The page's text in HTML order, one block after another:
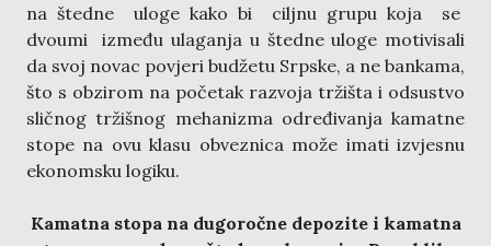
na štedne uloge kako bi ciljnu grupu koja se
dvoumi između ulaganja u štedne uloge motivisali
da svoj novac povjeri budžetu Srpske, a ne bankama,
što s obzirom na početak razvoja tržišta i odsustvo
sličnog tržišnog mehanizma određivanja kamatne
stope na ovu klasu obveznica može imati izvjesnu
ekonomsku logiku.
Kamatna stopa na dugoročne depozite i kamatna